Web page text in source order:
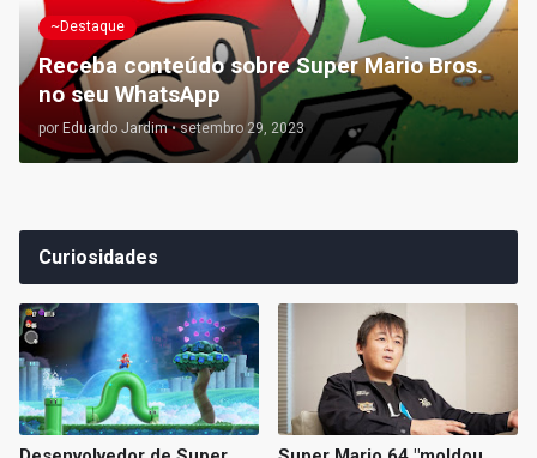
~Destaque
Receba conteúdo sobre Super Mario Bros.
no seu WhatsApp
por Eduardo Jardim • setembro 29, 2023
Curiosidades